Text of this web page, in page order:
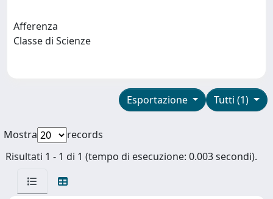
Afferenza
Classe di Scienze
Tutti (1)
Esportazione
Mostra
records
Risultati 1 - 1 di 1 (tempo di esecuzione: 0.003 secondi).